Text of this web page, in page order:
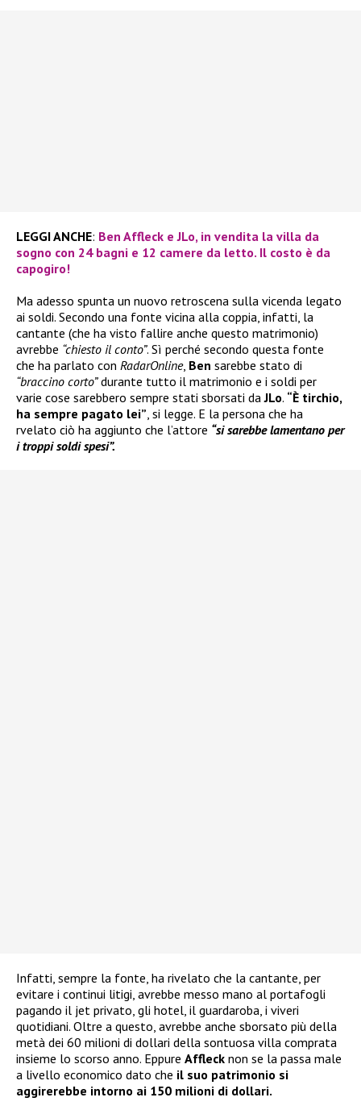
LEGGI ANCHE: Ben Affleck e JLo, in vendita la villa da
sogno con 24 bagni e 12 camere da letto. Il costo è da
capogiro!
Ma adesso spunta un nuovo retroscena sulla vicenda legato
ai soldi. Secondo una fonte vicina alla coppia, infatti, la
cantante (che ha visto fallire anche questo matrimonio)
avrebbe “chiesto il conto”. Sì perché secondo questa fonte
che ha parlato con RadarOnline, Ben sarebbe stato di
“braccino corto”durante tutto il matrimonio e i soldi per
varie cose sarebbero sempre stati sborsati daJLo. “È tirchio,
ha sempre pagato lei”, si legge. E la persona che ha
rvelato ciò ha aggiunto che l’attore “si sarebbe lamentano per
i troppi soldi spesi”.
Infatti, sempre la fonte, ha rivelato che la cantante, per
evitare i continui litigi, avrebbe messo mano al portafogli
pagando il jet privato, gli hotel, il guardaroba, i viveri
quotidiani. Oltre a questo, avrebbe anche sborsato più della
metà dei 60 milioni di dollari della sontuosa villa comprata
insieme lo scorso anno. Eppure Affleck non se la passa male
a livello economico dato che il suo patrimonio si
aggirerebbe intorno ai 150 milioni di dollari.